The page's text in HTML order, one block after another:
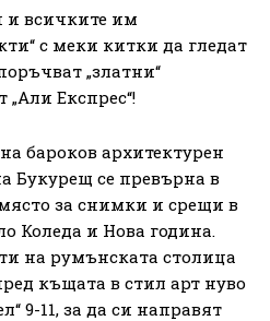
и всичките им
с меки китки да гледат
„златни“
„Али Експрес“!
бароков архитектурен
Букурещ се превърна в
за снимки и срещи в
Коледа и Нова година.
на румънската столица
къщата в стил арт нуво
9-11, за да си направят